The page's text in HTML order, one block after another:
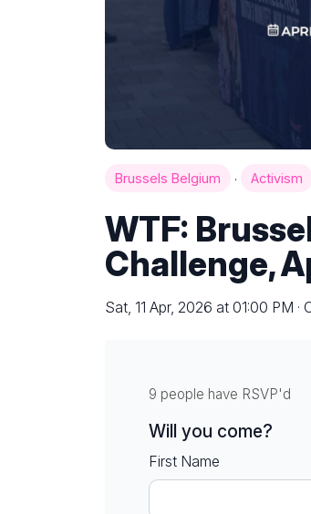
Brussels Belgium · Activism
WTF:
Challenge,
Sat, 11 Apr, 2026 at 01:00 PM
9 people have RSVP'd
Will you come?
First Name